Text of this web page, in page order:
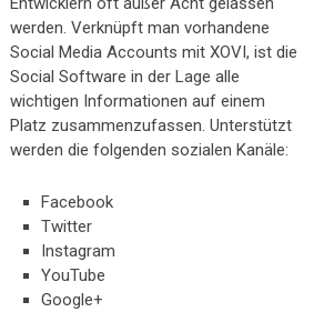
werden. Verknüpft man vorhandene
Social Media Accounts mit XOVI, ist die
Social Software in der Lage alle
wichtigen Informationen auf einem
Platz zusammenzufassen. Unterstützt
werden die folgenden sozialen Kanäle:
Facebook
Twitter
Instagram
YouTube
Google+